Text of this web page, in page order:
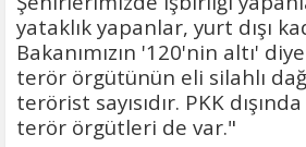
yataklık yapanlar, yurt dışı
Bakanımızın '120'nin altı'
terör örgütünün eli silahlı
terörist sayısıdır. PKK
terör örgütleri de var."